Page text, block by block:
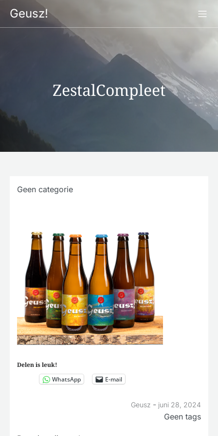
naar
inhoud
Geusz!
ZestalCompleet
Geen categorie
Delen is leuk!
WhatsApp
E-mail
Geusz - juni 28, 2024
Geen tags